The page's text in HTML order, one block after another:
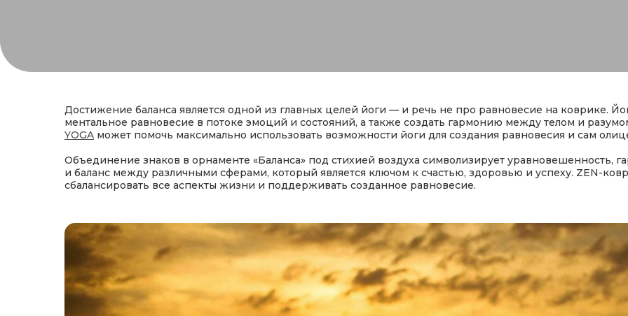
Достижение баланса является одной из главных целей йоги — и речь не про равновесие на коврике.
ментальное равновесие в потоке эмоций и состояний, а также создать гармонию между телом и
YOGA может помочь максимально использовать возможности йоги для создания равновесия и сам
Объединение знаков в орнаменте «Баланса» под стихией воздуха символизирует уравновешенность,
и баланс между различными сферами, который является ключом к счастью, здоровью и успеху. ZEN-
сбалансировать все аспекты жизни и поддерживать созданное равновесие.